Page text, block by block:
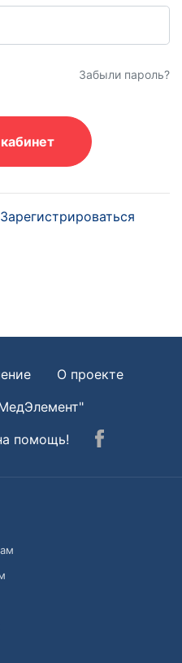
Забыли пароль?
Зарегистрироваться
О проекте
помощь!